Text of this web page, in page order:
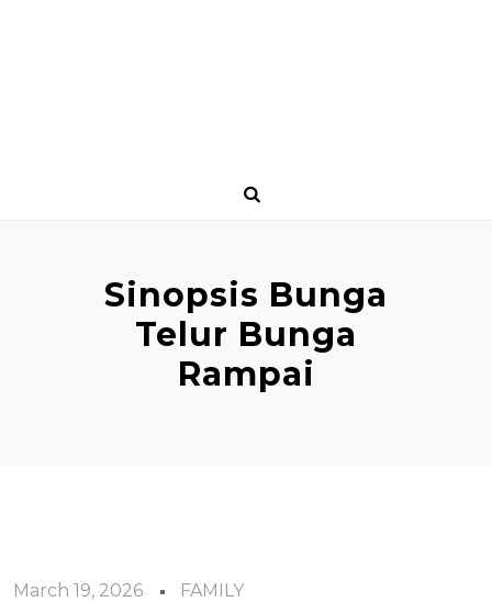
Sinopsis Bunga
Telur Bunga
Rampai
March 19, 2026 FAMILY